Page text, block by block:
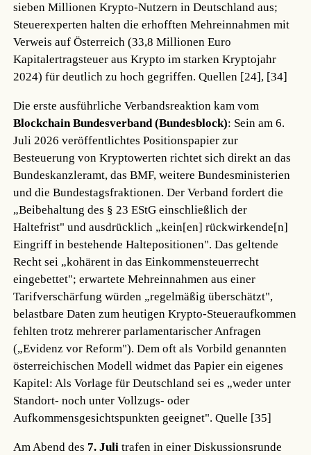
sieben Millionen Krypto-Nutzern in Deutschland aus;
Steuerexperten halten die erhofften Mehreinnahmen mit
Verweis auf Österreich (33,8 Millionen Euro
Kapitalertragsteuer aus Krypto im starken Kryptojahr
2024) für deutlich zu hoch gegriffen.Quellen [24], [34]
Die erste ausführliche Verbandsreaktion kam vom
Blockchain Bundesverband (Bundesblock): Sein am 6.
Juli 2026 veröffentlichtes Positionspapier zur
Besteuerung von Kryptowerten richtet sich direkt an das
Bundeskanzleramt, das BMF, weitere Bundesministerien
und die Bundestagsfraktionen. Der Verband fordert die
„Beibehaltung des § 23 EStG einschließlich der
Haltefrist" und ausdrücklich „kein[en] rückwirkende[n]
Eingriff in bestehende Haltepositionen". Das geltende
Recht sei „kohärent in das Einkommensteuerrecht
eingebettet"; erwartete Mehreinnahmen aus einer
Tarifverschärfung würden „regelmäßig überschätzt",
belastbare Daten zum heutigen Krypto-Steueraufkommen
fehlten trotz mehrerer parlamentarischer Anfragen
(„Evidenz vor Reform"). Dem oft als Vorbild genannten
österreichischen Modell widmet das Papier ein eigenes
Kapitel: Als Vorlage für Deutschland sei es „weder unter
Standort- noch unter Vollzugs- oder
Aufkommensgesichtspunkten geeignet".Quelle [35]
Am Abend des 7. Juli trafen in einer Diskussionsrunde